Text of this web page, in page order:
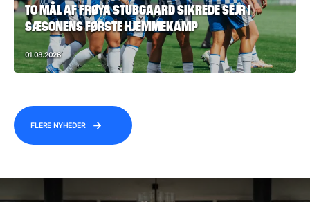
TO MÅL AF FRØYA STUBGAARD SIKREDE SEJR I
SÆSONENS FØRSTE HJEMMEKAMP
01.08.2026
FLERE NYHEDER